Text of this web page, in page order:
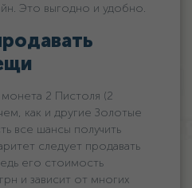
Это выгодно и удобно.
монета 2 Пистоля (2
как и другие Золотые
все шансы получить
следует продавать
его стоимость
и зависит от многих